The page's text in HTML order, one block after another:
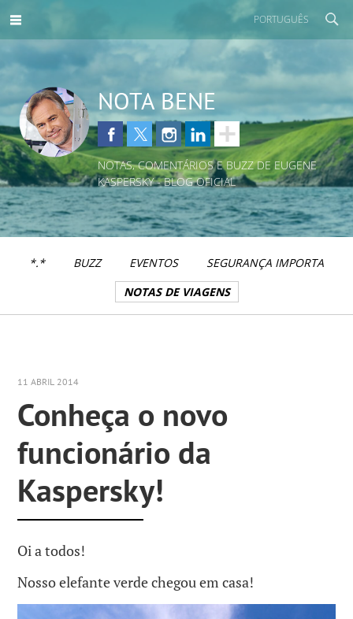
PORTUGUÊS
NOTA BENE
NOTAS, COMENTÁRIOS E BUZZ DE EUGENE
KASPERSKY - BLOG OFICIAL
*.* BUZZ EVENTOS
SEGURANÇA IMPORTA
NOTAS DE VIAGENS
11 ABRIL 2014
Conheça o novo
funcionário da
Kaspersky!
Oi a todos!
Nosso elefante verde chegou em casa!